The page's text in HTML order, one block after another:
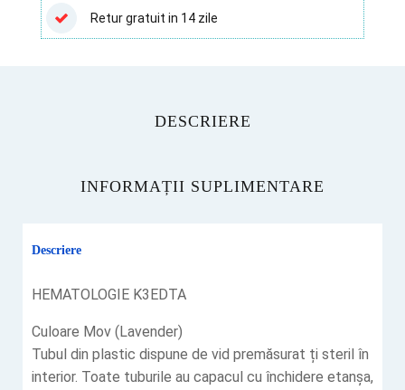
Retur gratuit in 14 zile
DESCRIERE
INFORMAȚII SUPLIMENTARE
Descriere
HEMATOLOGIE K3EDTA
Culoare Mov (Lavender)
Tubul din plastic dispune de vid premăsurat ți steril în
interior. Toate tuburile au capacul cu închidere etanșa,